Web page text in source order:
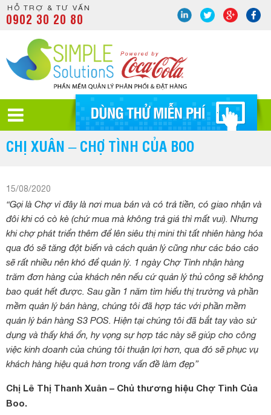
HỖ TRỢ & TƯ VẤN
0902 30 20 80
CHỊ XUÂN – CHỢ TÌNH CỦA BOO
15/08/2020
“Gọi là Chợ vì đây là nơi mua bán và có trả tiền, có giao nhận và
đôi khi có cò kè (chứ mua mà không trả giá thì mất vui). Nhưng
khi chợ phát triển thêm để lên siêu thị mini thì tất nhiên hàng hóa
qua đó sẽ tăng đột biến và cách quản lý cũng như các báo cáo
sẽ rất nhiều nên khó để quản lý. 1 ngày Chợ Tình nhận hàng
trăm đơn hàng của khách nên nếu cứ quản lý thủ công sẽ không
bao quát hết được. Sau gần 1 năm tìm hiểu thị trường và phần
mềm quản lý bán hàng, chúng tôi đã hợp tác với phần mềm
quản lý bán hàng S3 POS. Hiện tại chúng tôi đã bắt tay vào sử
dụng và thấy khá ổn, hy vọng sự hợp tác này sẽ giúp cho công
việc kinh doanh của chúng tôi thuận lợi hơn, qua đó sẽ phục vụ
khách hàng hiệu quả hơn trong vấn đề làm đẹp”
Chị Lê Thị Thanh Xuân – Chủ thương hiệu Chợ Tình Của
Boo.